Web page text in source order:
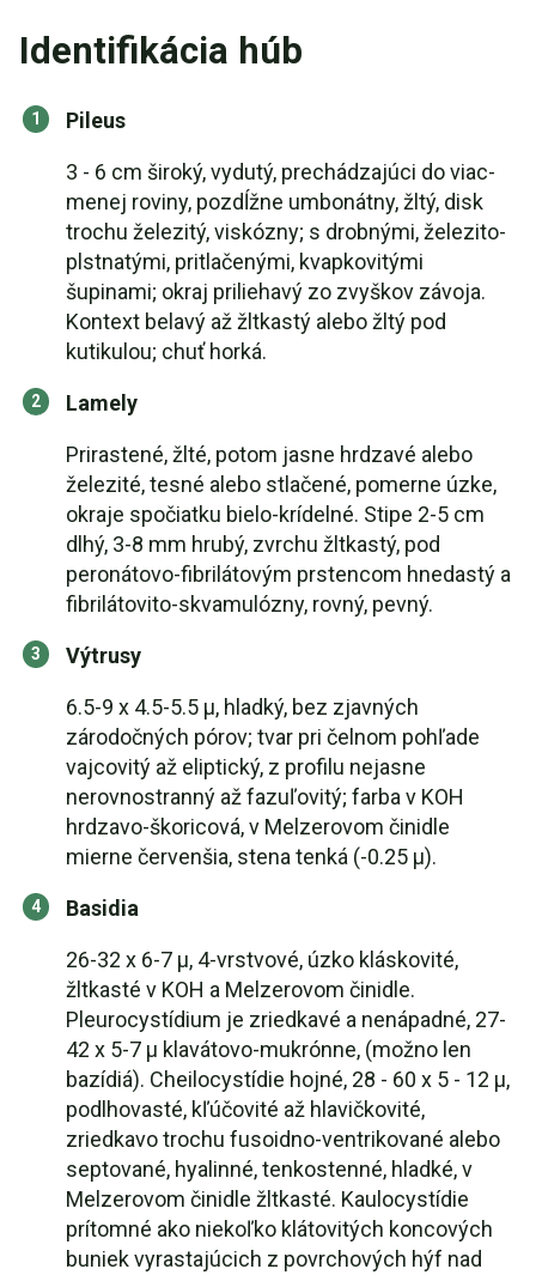
Identifikácia húb
Pileus
3 - 6 cm široký, vydutý, prechádzajúci do viac-
menej roviny, pozdĺžne umbonátny, žltý, disk
trochu železitý, viskózny; s drobnými, železito-
plstnatými, pritlačenými, kvapkovitými
šupinami; okraj priliehavý zo zvyškov závoja.
Kontext belavý až žltkastý alebo žltý pod
kutikulou; chuť horká.
Lamely
Prirastené, žlté, potom jasne hrdzavé alebo
železité, tesné alebo stlačené, pomerne úzke,
okraje spočiatku bielo-krídelné. Stipe 2-5 cm
dlhý, 3-8 mm hrubý, zvrchu žltkastý, pod
peronátovo-fibrilátovým prstencom hnedastý a
fibrilátovito-skvamulózny, rovný, pevný.
Výtrusy
6.5-9 x 4.5-5.5 µ, hladký, bez zjavných
zárodočných pórov; tvar pri čelnom pohľade
vajcovitý až eliptický, z profilu nejasne
nerovnostranný až fazuľovitý; farba v KOH
hrdzavo-škoricová, v Melzerovom činidle
mierne červenšia, stena tenká (-0.25 µ).
Basidia
26-32 x 6-7 µ, 4-vrstvové, úzko kláskovité,
žltkasté v KOH a Melzerovom činidle.
Pleurocystídium je zriedkavé a nenápadné, 27-
42 x 5-7 µ klavátovo-mukrónne, (možno len
bazídiá). Cheilocystídie hojné, 28 - 60 x 5 - 12 µ,
podlhovasté, kľúčovité až hlavičkovité,
zriedkavo trochu fusoidno-ventrikované alebo
septované, hyalinné, tenkostenné, hladké, v
Melzerovom činidle žltkasté. Kaulocystídie
prítomné ako niekoľko klátovitých koncových
buniek vyrastajúcich z povrchových hýf nad